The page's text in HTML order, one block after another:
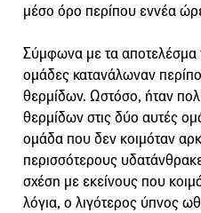
μέσο όρο περίπου εννέα
Σύμφωνα με τα αποτελέσμα
ομάδες κατανάλωναν
θερμίδων. Ωστόσο, ήταν
θερμίδων στις δύο αυτές
ομάδα που δεν κοιμόταν
περισσότερους
σχέση με εκείνους που
λόγια, ο λιγότερος ύπνος